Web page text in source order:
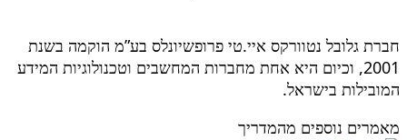
חברת גלובל נטוורקס איי.טי פרופשיונלס בע”מ הוקמה בשנת
2001, וכיום היא אחת מחברות המחשבים וטכנולוגיות המידע
המובילות בישראל.
מאמרים נוספים מהמדריך